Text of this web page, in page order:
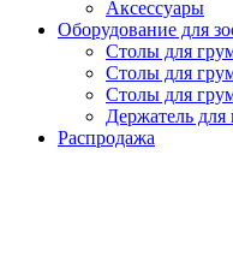
Аксессуары
Оборудование для
Столы для
Столы для
Столы для
Держатель для
Распродажа